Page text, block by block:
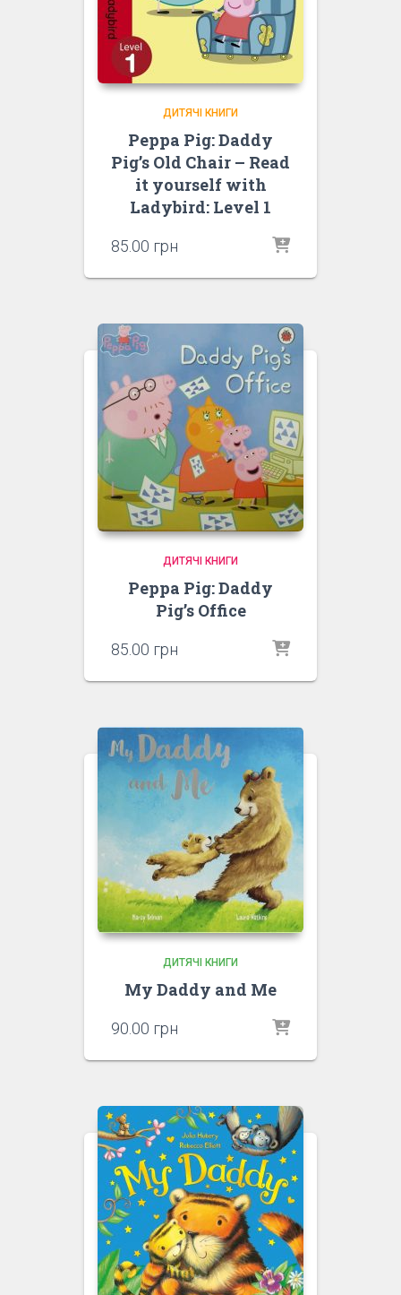
ДИТЯЧІ КНИГИ
Peppa Pig: Daddy
Pig’s Old Chair – Read
it yourself with
Ladybird: Level 1
85.00 грн
ДИТЯЧІ КНИГИ
Peppa Pig: Daddy
Pig’s Office
85.00 грн
ДИТЯЧІ КНИГИ
My Daddy and Me
90.00 грн